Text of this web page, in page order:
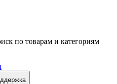
по товарам и категориям